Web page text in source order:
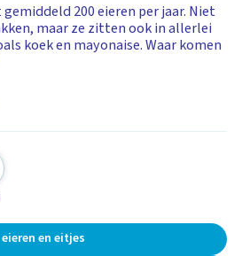
200 eieren per jaar. Niet
maar ze zitten ook in allerlei
koek en mayonaise. Waar komen
eieren en eitjes